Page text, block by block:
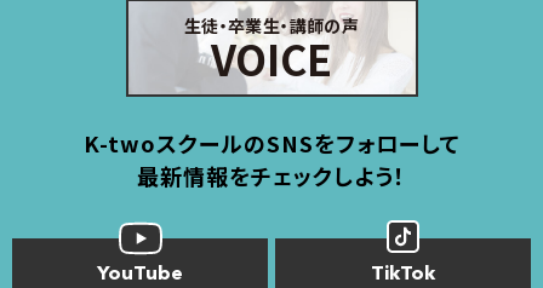
生徒・卒業生・講師の声
VOICE
K-twoスクールのSNSをフォローして
最新情報をチェックしよう！
YouTube TikTok